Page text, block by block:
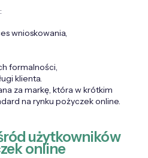
wnioskowania,
formalności,
klienta.
za markę, która w krótkim
na rynku pożyczek online.
użytkowników
online